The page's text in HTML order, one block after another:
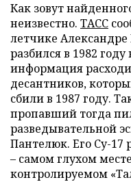
Как зовут
неизвестно. ТАСС
летчике
разбился в 1982
информация
десантников,
сбили в 1987 году.
пропавший тогда
разведывательной
Пантелюк. Его Су-17
– самом глухом
контролируемом